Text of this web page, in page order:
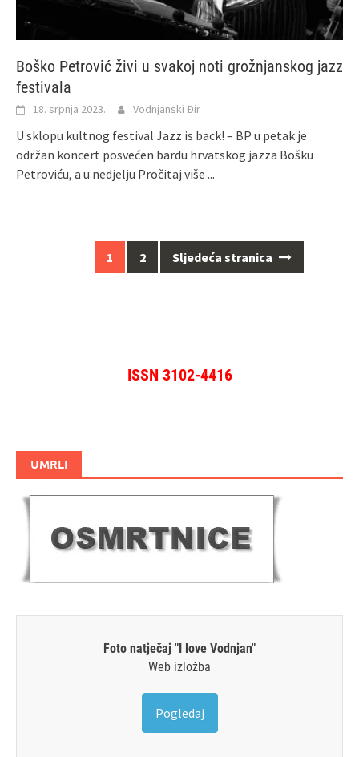
Boško Petrović živi u svakoj noti grožnjanskog jazz
festivala
18. srpnja 2023. Vodnjanski Đir
U sklopu kultnog festival Jazz is back! – BP u petak je
održan koncert posvećen bardu hrvatskog jazza Bošku
Petroviću, a u nedjelju Pročitaj više ...
1 2 Sljedeća stranica
ISSN 3102-4416
UMRLI
Foto natječaj "I love Vodnjan"
Web izložba
Pogledaj